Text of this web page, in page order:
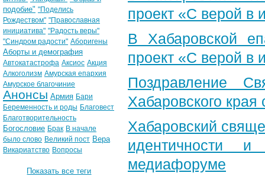
проект «С верой в
В Хабаровской
проект «С верой в
Поздравление
Хабаровского края
Хабаровский
идентичности
медиафоруме
подобие" "Поделись
Рождеством" "Православная
инициатива" "Радость веры"
"Синдром радости" Аборигены
Аборты и демография
Автокатастрофа Аксиос Акция
Алкоголизм Амурская епархия
Амурское благочиние
Анонсы Армия Бари
Беременность и роды Благовест
Благотворительность
Богословие Брак В начале
было слово Великий пост Вера
Викариатство Вопросы
Показать все теги